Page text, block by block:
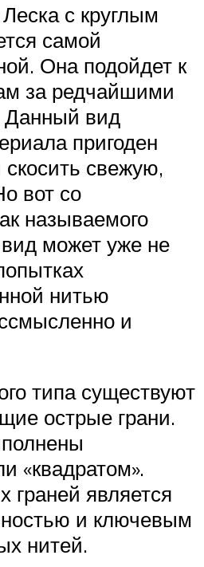
с круглым
самой
Она подойдет к
за редчайшими
Данный вид
пригоден
свежую,
вот со
называемого
вид может уже не
нитью
и
типа существуют
острые грани.
«квадратом».
граней является
и ключевым
нитей.